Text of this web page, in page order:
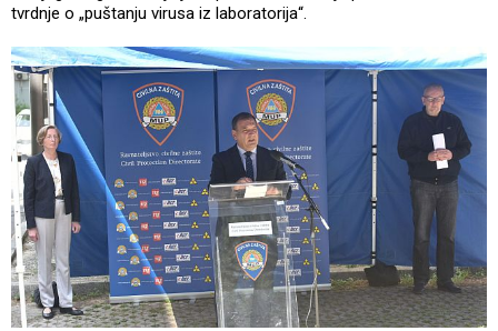
tvrdnje o „puštanju virusa iz laboratorija“.